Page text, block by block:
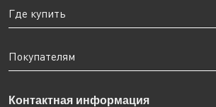
Где купить
Покупателям
Контактная информация